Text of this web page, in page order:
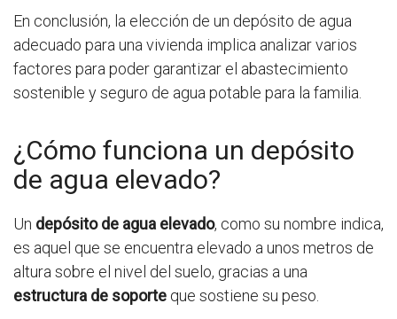
En conclusión, la elección de un depósito de agua
adecuado para una vivienda implica analizar varios
factores para poder garantizar el abastecimiento
sostenible y seguro de agua potable para la familia.
¿Cómo funciona un depósito
de agua elevado?
Un depósito de agua elevado, como su nombre indica,
es aquel que se encuentra elevado a unos metros de
altura sobre el nivel del suelo, gracias a una
estructura de soporte que sostiene su peso.